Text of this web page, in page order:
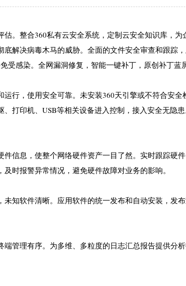
。整合360私有云安全系统，定制云安全知识库，
解决病毒木马的威胁。全面的文件安全审查和跟踪
受感染。全网漏洞修复，智能一键补丁，原创补丁蓝
行，使用安全可靠。未安装360天引擎或不符合安
打印机、USB等相关设备进入控制，接入安全无隐
件信息，使整个网络硬件资产一目了然。实时跟踪硬
时报警异常情况，避免硬件故障对业务的影响。
知软件清晰。应用软件的统一发布和自动安装，发
管理有序。为多维、多粒度的日志汇总报告提供分析